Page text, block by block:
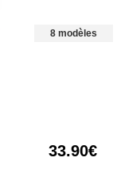
8 modèles
33.90